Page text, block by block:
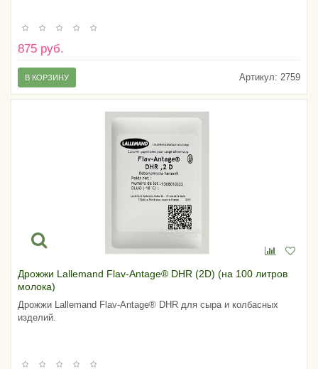
875 руб.
Артикул: 2759
В КОРЗИНУ
Дрожжи Lallemand Flav-Antage® DHR (2D) (на 100 литров
молока)
Дрожжи Lallemand Flav-Antage® DHR для сыра и колбасных
изделий.